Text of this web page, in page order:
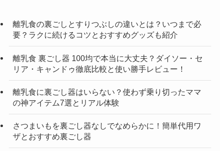
離乳食の裏ごしとすりつぶしの違いとは？いつまで必
要？ラクに続けるコツとおすすめグッズも紹介
離乳食 裏ごし器 100均で本当に大丈夫？ダイソー・セ
リア・キャンドゥ徹底比較と使い勝手レビュー！
離乳食に裏ごし器はいらない？使わず乗り切ったママ
の神アイテム7選とリアル体験
さつまいもを裏ごし器なしでなめらかに！簡単代用ワ
ザとおすすめ裏ごし器